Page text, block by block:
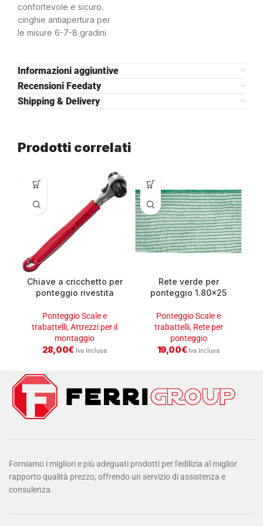
confortevole e sicuro.
cinghie antiapertura per
le misure 6-7-8 gradini
Informazioni aggiuntive
Recensioni Feedaty
Shipping & Delivery
Prodotti correlati
Chiave a cricchetto per
ponteggio rivestita
Ponteggio Scale e
trabattelli, Attrezzi per il
montaggio
28,00€ Iva Inclusa
Rete verde per
ponteggio 1.80×25
Ponteggio Scale e
trabattelli, Rete per
ponteggio
19,00€ Iva Inclusa
Forniamo i migliori e più adeguati prodotti per l'edilizia al miglior
rapporto qualità prezzo, offrendo un servizio di assistenza e
consulenza.